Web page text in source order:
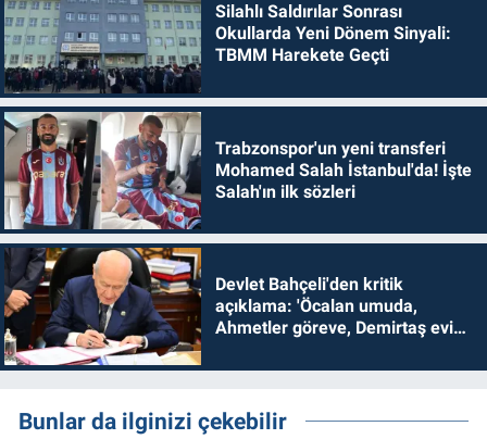
Silahlı Saldırılar Sonrası
Okullarda Yeni Dönem Sinyali:
TBMM Harekete Geçti
Trabzonspor'un yeni transferi
Mohamed Salah İstanbul'da! İşte
Salah'ın ilk sözleri
Devlet Bahçeli'den kritik
açıklama: 'Öcalan umuda,
Ahmetler göreve, Demirtaş evine
Bunlar da ilginizi çekebilir